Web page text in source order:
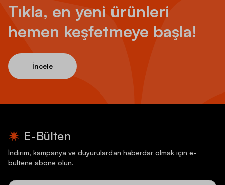
Tıkla, en yeni ürünleri
hemen keşfetmeye başla!
İncele
E-Bülten
İndirim, kampanya ve duyurulardan haberdar olmak için e-
bültene abone olun.